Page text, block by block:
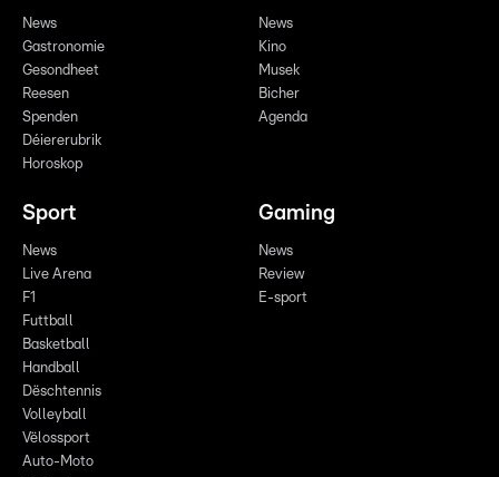
News
Gastronomie
Gesondheet
Reesen
Spenden
Déiererubrik
Horoskop
News
Kino
Musek
Bicher
Agenda
Sport
News
Live Arena
F1
Futtball
Basketball
Handball
Dëschtennis
Volleyball
Vëlossport
Auto-Moto
Gaming
News
Review
E-sport